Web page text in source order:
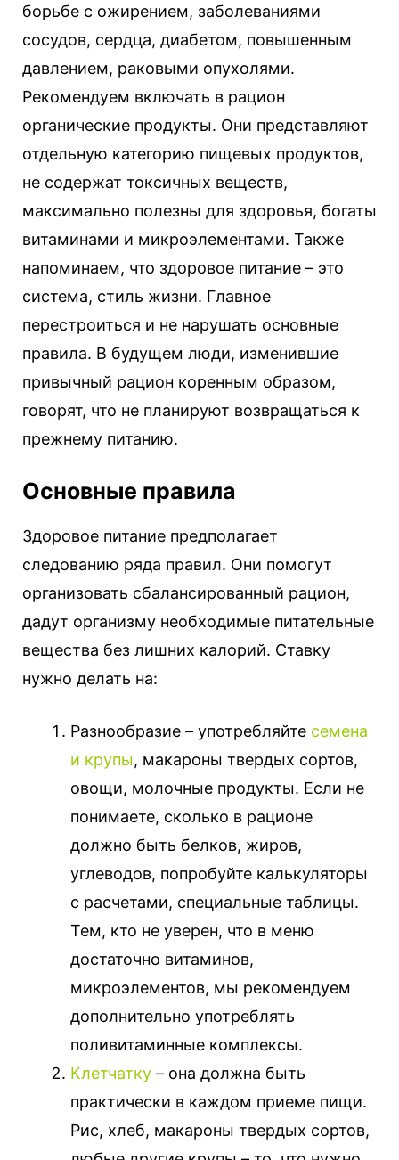
борьбе с ожирением, заболеваниями
сосудов, сердца, диабетом, повышенным
давлением, раковыми опухолями.
Рекомендуем включать в рацион
органические продукты. Они представляют
отдельную категорию пищевых продуктов,
не содержат токсичных веществ,
максимально полезны для здоровья, богаты
витаминами и микроэлементами. Также
напоминаем, что здоровое питание – это
система, стиль жизни. Главное
перестроиться и не нарушать основные
правила. В будущем люди, изменившие
привычный рацион коренным образом,
говорят, что не планируют возвращаться к
прежнему питанию.
Основные правила
Здоровое питание предполагает
следованию ряда правил. Они помогут
организовать сбалансированный рацион,
дадут организму необходимые питательные
вещества без лишних калорий. Ставку
нужно делать на:
Разнообразие – употребляйте семена
и крупы, макароны твердых сортов,
овощи, молочные продукты. Если не
понимаете, сколько в рационе
должно быть белков, жиров,
углеводов, попробуйте калькуляторы
с расчетами, специальные таблицы.
Тем, кто не уверен, что в меню
достаточно витаминов,
микроэлементов, мы рекомендуем
дополнительно употреблять
поливитаминные комплексы.
Клетчатку – она должна быть
практически в каждом приеме пищи.
Рис, хлеб, макароны твердых сортов,